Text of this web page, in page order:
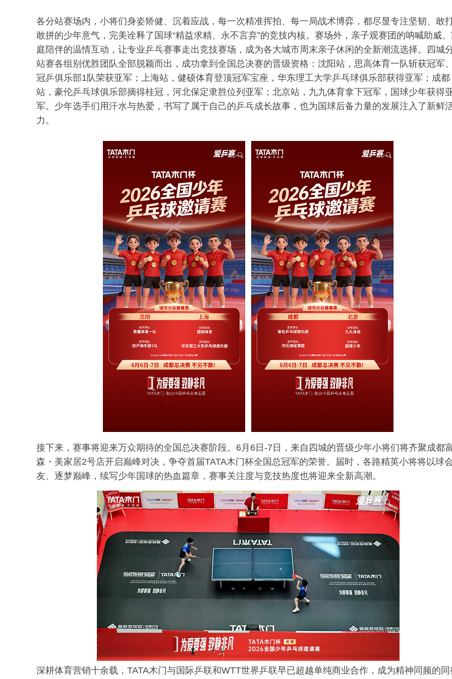
各分站赛场内，小将们身姿矫健、沉着应战，每一次精准挥拍、每一局战术博弈，都尽显专注坚韧、敢
敢拼的少年意气，完美诠释了国球“精益求精、永不言弃”的竞技内核。赛场外，亲子观赛团的呐喊助威
庭陪伴的温情互动，让专业乒乓赛事走出竞技赛场，成为各大城市周末亲子休闲的全新潮流选择。四城
站赛各组别优胜团队全部脱颖而出，成功拿到全国总决赛的晋级资格：沈阳站，思高体育一队斩获冠军
冠乒俱乐部1队荣获亚军；上海站，健硕体育登顶冠军宝座，华东理工大学乒乓球俱乐部获得亚军；成都
站，豪伦乒乓球俱乐部摘得桂冠，河北保定隶胜位列亚军；北京站，九九体育拿下冠军，国球少年获得
军。少年选手们用汗水与热爱，书写了属于自己的乒乓成长故事，也为国球后备力量的发展注入了新鲜
力。
接下来，赛事将迎来万众期待的全国总决赛阶段。6月6日-7日，来自四城的晋级少年小将们将齐聚成都
森・美家居2号店开启巅峰对决，争夺首届TATA木门杯全国总冠军的荣誉。届时，各路精英小将将以球
友、逐梦巅峰，续写少年国球的热血篇章，赛事关注度与竞技热度也将迎来全新高潮。
深耕体育营销十余载，TATA木门与国际乒联和WTT世界乒联早已超越单纯商业合作，成为精神同频的同